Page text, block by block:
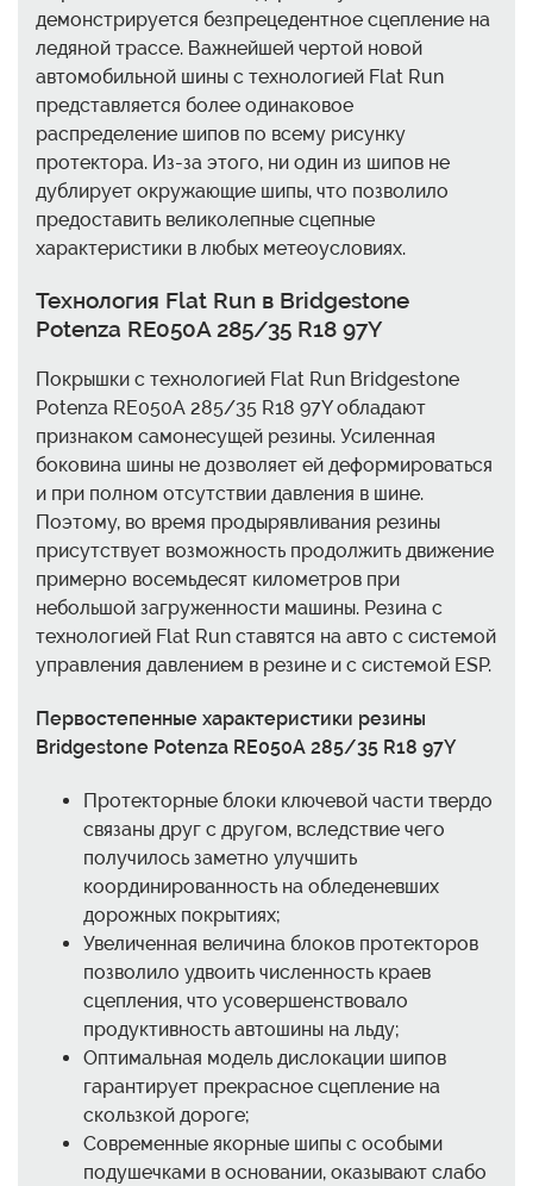
демонстрируется безпрецедентное сцепление на
ледяной трассе. Важнейшей чертой новой
автомобильной шины с технологией Flat Run
представляется более одинаковое
распределение шипов по всему рисунку
протектора. Из-за этого, ни один из шипов не
дублирует окружающие шипы, что позволило
предоставить великолепные сцепные
характеристики в любых метеоусловиях.
Технология Flat Run в Bridgestone
Potenza RE050A 285/35 R18 97Y
Покрышки с технологией Flat Run Bridgestone
Potenza RE050A 285/35 R18 97Y обладают
признаком самонесущей резины. Усиленная
боковина шины не дозволяет ей деформироваться
и при полном отсутствии давления в шине.
Поэтому, во время продырявливания резины
присутствует возможность продолжить движение
примерно восемьдесят километров при
небольшой загруженности машины. Резина с
технологией Flat Run ставятся на авто с системой
управления давлением в резине и с системой ESP.
Первостепенные характеристики резины
Bridgestone Potenza RE050A 285/35 R18 97Y
Протекторные блоки ключевой части твердо
связаны друг с другом, вследствие чего
получилось заметно улучшить
координированность на обледеневших
дорожных покрытиях;
Увеличенная величина блоков протекторов
позволило удвоить численность краев
сцепления, что усовершенствовало
продуктивность автошины на льду;
Оптимальная модель дислокации шипов
гарантирует прекрасное сцепление на
скользкой дороге;
Современные якорные шипы с особыми
подушечками в основании, оказывают слабо